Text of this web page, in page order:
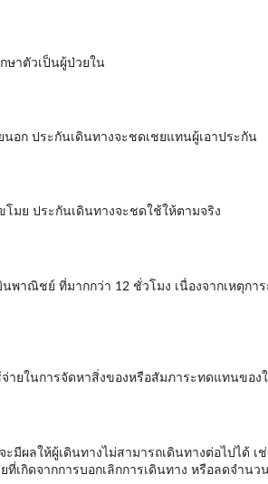
ษาตัวเป็นผู้ป่วยใน
อก ประกันเดินทางจะชดเชยแทนผู้เอาประกัน
มย ประกันเดินทางจะชดใช้ให้ตามจริง
พาณิชย์ ที่มากกว่า 12 ชั่วโมง เนื่องจากเหตุ
ยในการจัดหาสิ่งของหรือสัมภาระทดแทนขอ
มีผลให้ผู้เดินทางไม่สามารถเดินทางต่อไปได้
เกิดจากการบอกเลิกการเดินทาง หรือลดจำน